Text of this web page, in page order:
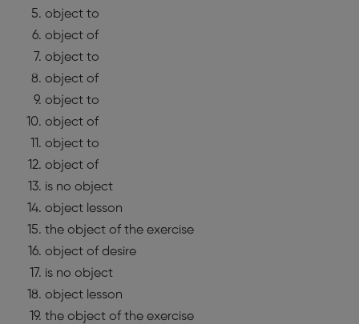
object to
object of
object to
object of
object to
object of
object to
object of
is no object
object lesson
the object of the exercise
object of desire
is no object
object lesson
the object of the exercise